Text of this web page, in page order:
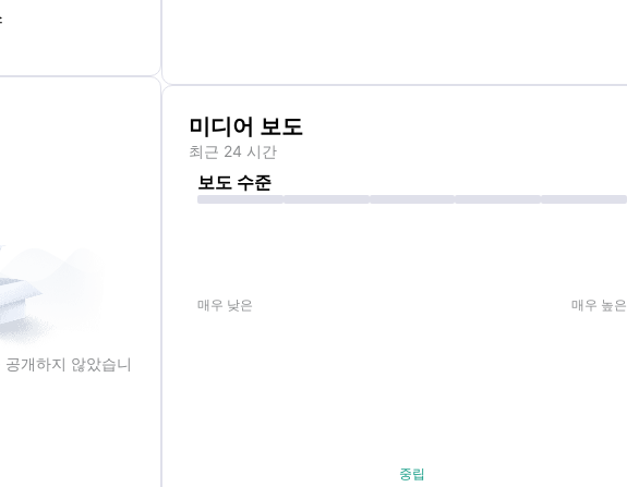
개하지 않았습니
미디어 보도
최근 24 시간
보도 수준
매우 낮은 매우 높은
중립